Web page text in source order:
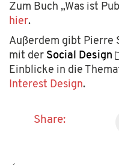
immer
entsperren
Zum Buch „Was ist
hier.
Außerdem gibt Pierre
mit der Social Design
Einblicke in die
Interest Design.
Share: